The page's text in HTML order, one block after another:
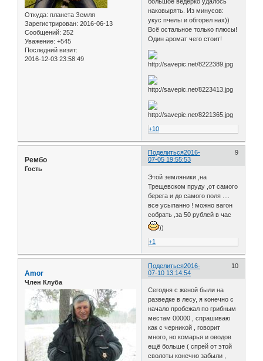
Откуда: планета Земля
Зарегистрирован: 2016-06-13
Сообщений: 252
Уважение: +545
Последний визит:
2016-12-03 23:58:49
наковырять. Из минусов:
укус пчелы и обгорел нах))
Всё остальное только плюсы!
Один аромат чего стоит!
+10
Поделиться 9
2016-
07-05 19:55:53
Рембо
Гость
Этой земляники ,на
Трещевском пруду ,от самого
берега и до самого поля ....
все усыпанно ! можно вагон
собрать ,за 50 рублей в час
))
+1
Поделиться 10
2016-
07-10 13:14:54
Amor
Член Клуба
Сегодня с женой были на
разведке в лесу, я конечно с
начало пробежал по грибным
местам 00000 , спрашиваю
как с черникой , говорит
много, но комарья и оводов
ещё больше ( спрей от этой
сволоты конечно забыли ,